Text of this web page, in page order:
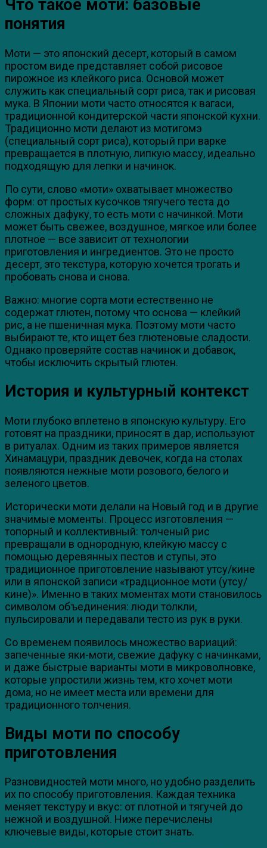
Что такое моти: базовые
понятия
Моти — это японский десерт, который в самом
простом виде представляет собой рисовое
пирожное из клейкого риса. Основой может
служить как специальный сорт риса, так и рисовая
мука. В Японии моти часто относятся к вагаси,
традиционной кондитерской части японской кухни.
Традиционно моти делают из мотигомэ
(специальный сорт риса), который при варке
превращается в плотную, липкую массу, идеально
подходящую для лепки и начинок.
По сути, слово «моти» охватывает множество
форм: от простых кусочков тягучего теста до
сложных дафуку, то есть моти с начинкой. Моти
может быть свежее, воздушное, мягкое или более
плотное — все зависит от технологии
приготовления и ингредиентов. Это не просто
десерт, это текстура, которую хочется трогать и
пробовать снова и снова.
Важно: многие сорта моти естественно не
содержат глютен, потому что основа — клейкий
рис, а не пшеничная мука. Поэтому моти часто
выбирают те, кто ищет без глютеновые сладости.
Однако проверяйте состав начинок и добавок,
чтобы исключить скрытый глютен.
История и культурный контекст
Моти глубоко вплетено в японскую культуру. Его
готовят на праздники, приносят в дар, используют
в ритуалах. Одним из таких примеров является
Хинамацури, праздник девочек, когда на столах
появляются нежные моти розового, белого и
зеленого цветов.
Исторически моти делали на Новый год и в другие
значимые моменты. Процесс изготовления —
топорный и коллективный: толченый рис
превращали в однородную, клейкую массу с
помощью деревянных пестов и ступы, это
традиционное приготовление называют утсу/кине
или в японской записи «традционное моти (утсу/
кине)». Именно в таких моментах моти становилось
символом объединения: люди толкли,
пульсировали и передавали тесто из рук в руки.
Со временем появилось множество вариаций:
запеченные яки-моти, свежие дафуку с начинками,
и даже быстрые варианты моти в микроволновке,
которые упростили жизнь тем, кто хочет моти
дома, но не имеет места или времени для
традиционного толчения.
Виды моти по способу
приготовления
Разновидностей моти много, но удобно разделить
их по способу приготовления. Каждая техника
меняет текстуру и вкус: от плотной и тягучей до
нежной и воздушной. Ниже перечислены
ключевые виды, которые стоит знать.